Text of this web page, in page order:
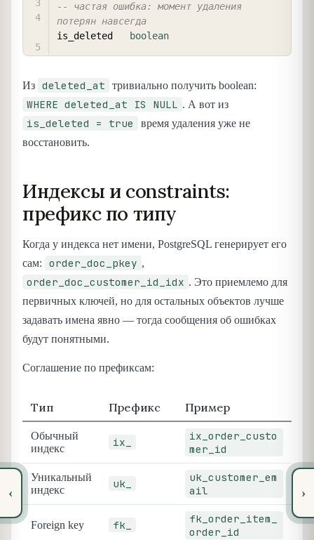
‹
-- частая ошибка: момент удаления
потерян навсегда
is_deleted
boolean
Из deleted_at тривиально получить boolean:
WHERE deleted_at IS NULL . А вот из
is_deleted = true
время удаления уже не
восстановить.
Индексы и constraints:
префикс по типу
Когда у индекса нет имени, PostgreSQL генерирует его
сам:
order_doc_pkey ,
order_doc_customer_id_idx . Это приемлемо для
первичных ключей, но для остальных объектов лучше
задавать имена явно — тогда сообщения об ошибках
будут понятными.
Соглашение по префиксам:
Тип Префикс Пример
Обычный
индекс
ix_
ix_order_custo
mer_id
Уникальный
индекс
uk_
uk_customer_em
ail
Foreign key fk_
fk_order_item_
order_id
›